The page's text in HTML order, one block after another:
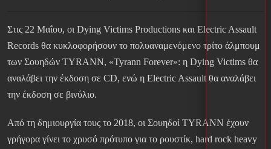
Στις 22 Μαΐου, οι Dying Victims Productions και Electric Assault
Records θα κυκλοφορήσουν το πολυαναμενόμενο τρίτο άλμπουμ
των Σουηδών TYRANN, «Tyrann Forever»: η Dying Victims θα
αναλάβει την έκδοση σε CD, ενώ η Electric Assault θα αναλάβει
την έκδοση σε βινύλιο.
Από τη δημιουργία τους το 2018, οι Σουηδοί TYRANN έχουν
γρήγορα γίνει το χρυσό πρότυπο για το ρουστίκ, hard rock heavy